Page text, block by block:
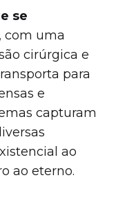
se
com uma
cirúrgica e
para
e
capturam
ao
ao eterno.